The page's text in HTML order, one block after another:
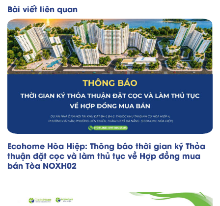
Bài viết liên quan
Ecohome Hòa Hiệp: Thông báo thời gian ký Thỏa
thuận đặt cọc và làm thủ tục về Hợp đồng mua
bán Tòa NOXH02